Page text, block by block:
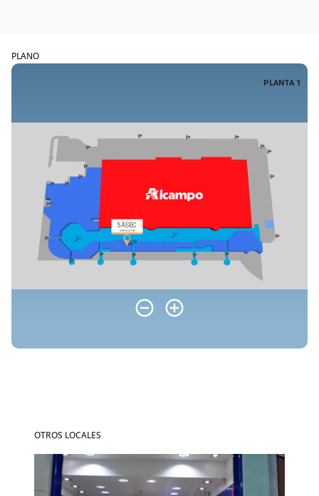
PLANO
OTROS LOCALES